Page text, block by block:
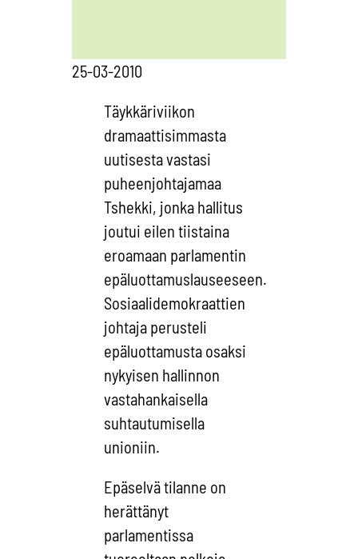
25-03-2010
Täykkäriviikon
dramaattisimmasta
uutisesta vastasi
puheenjohtajamaa
Tshekki, jonka hallitus
joutui eilen tiistaina
eroamaan parlamentin
epäluottamuslauseeseen.
Sosiaalidemokraattien
johtaja perusteli
epäluottamusta osaksi
nykyisen hallinnon
vastahankaisella
suhtautumisella
unioniin.
Epäselvä tilanne on
herättänyt
parlamentissa